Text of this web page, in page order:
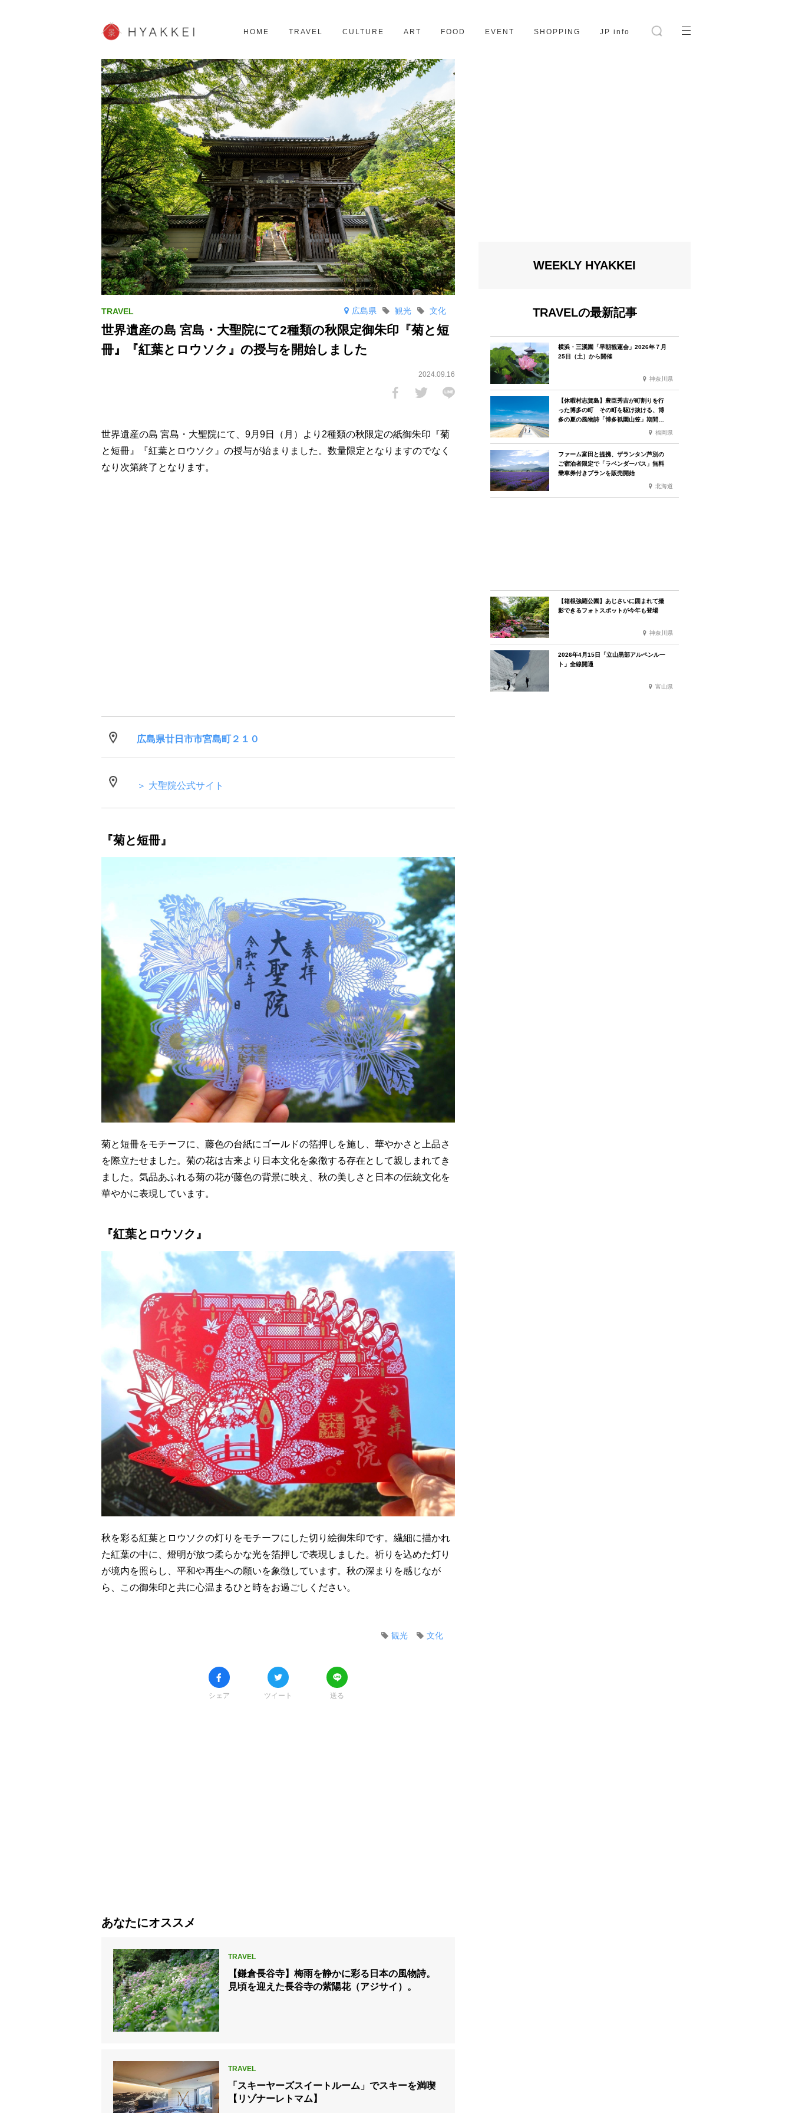
HOME TRAVEL CULTURE ART FOOD EVENT SHOPPING JP info
JP info
広島県 文化
観光
世界遺産の島 宮島・大聖院にて2種類の秋限定御朱印『菊と短
冊』『紅葉とロウソク』の授与を開始しました
2024.09.16
世界遺産の島 宮島・大聖院にて、9月9日（月）より2種類の秋限定の紙御朱印『菊
と短冊』『紅葉とロウソク』の授与が始まりました。数量限定となりますのでなく
なり次第終了となります。
広島県廿日市市宮島町２１０
＞ 大聖院公式サイト
『菊と短冊』
菊と短冊をモチーフに、藤色の台紙にゴールドの箔押しを施し、華やかさと上品さ
を際立たせました。菊の花は古来より日本文化を象徴する存在として親しまれてき
ました。気品あふれる菊の花が藤色の背景に映え、秋の美しさと日本の伝統文化を
華やかに表現しています。
『紅葉とロウソク』
秋を彩る紅葉とロウソクの灯りをモチーフにした切り絵御朱印です。繊細に描かれ
た紅葉の中に、燈明が放つ柔らかな光を箔押しで表現しました。祈りを込めた灯り
が境内を照らし、平和や再生への願いを象徴しています。秋の深まりを感じなが
ら、この御朱印と共に心温まるひと時をお過ごしください。
文化
観光
シェア ツイート 送る
あなたにオススメ
【鎌倉長谷寺】梅雨を静かに彩る日本の風物詩。
見頃を迎えた長谷寺の紫陽花（アジサイ）。
「スキーヤーズスイートルーム」でスキーを満喫
【リゾナーレトマム】
WEEKLY HYAKKEI
TRAVELの最新記事
横浜・三溪園「早朝観蓮会」2026年７月
25日（土）から開催
神奈川県
【休暇村志賀島】豊臣秀吉が町割りを行
った博多の町 その町を駆け抜ける、博
多の夏の風物詩「博多祇園山笠」期間中
福岡県
ファーム富田と提携、ザランタン芦別の
ご宿泊者限定で「ラベンダーバス」無料
乗車券付きプランを販売開始
北海道
【箱根強羅公園】あじさいに囲まれて撮
影できるフォトスポットが今年も登場
神奈川県
2026年4月15日「立山黒部アルペンルー
ト」全線開通
富山県